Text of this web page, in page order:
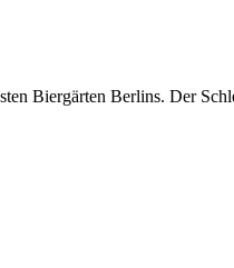
Biergärten Berlins. Der